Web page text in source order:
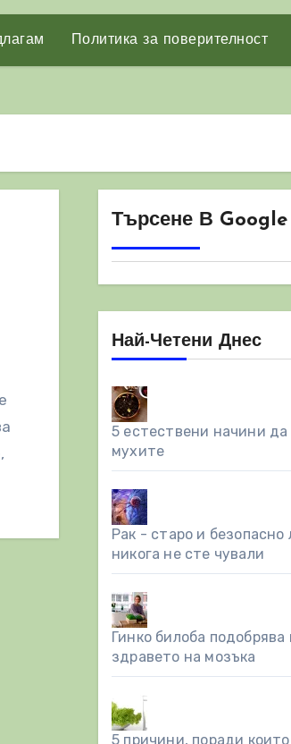
Политика за поверителност
Търсене В Google
Най-Четени Днес
5 естествени начини да
мухите
Рак - старо и безопасно
никога не сте чували
Гинко билоба
здравето на мозъка
5 причини, поради